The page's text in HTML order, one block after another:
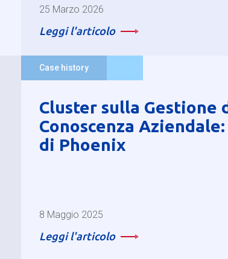
25 Marzo 2026
Leggi l'articolo
Case history
Cluster sulla Gestione
Conoscenza
di Phoenix
8 Maggio 2025
Leggi l'articolo